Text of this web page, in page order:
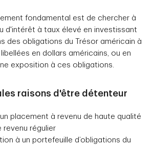
fondamental est de chercher à
d'intérêt à taux élevé en investissant
des obligations du Trésor américain à
en dollars américains, ou en
exposition à ces obligations.
raisons d'être détenteur
un placement à revenu de haute qualité
revenu régulier
à un portefeuille d’obligations du